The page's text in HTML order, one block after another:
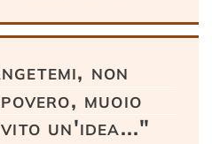
non
muoio
un'idea..."